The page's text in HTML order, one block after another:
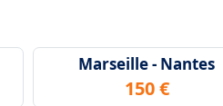
Marseille - Nantes
150 €